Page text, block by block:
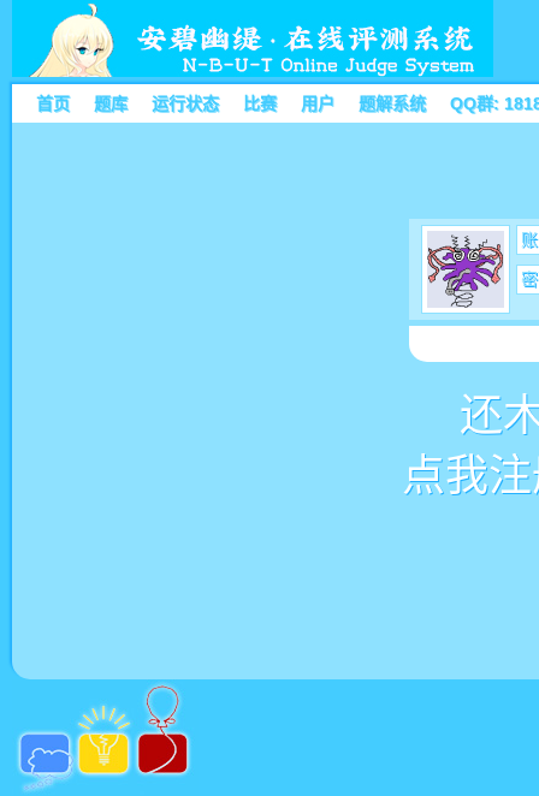
首页 题库 运行状态 比赛 用户 题解系统 QQ群:
还
点我